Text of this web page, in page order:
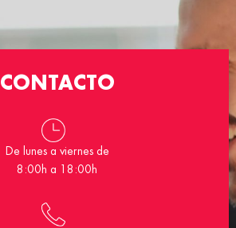
CONTACTO
De lunes a viernes de
8:00h a 18:00h